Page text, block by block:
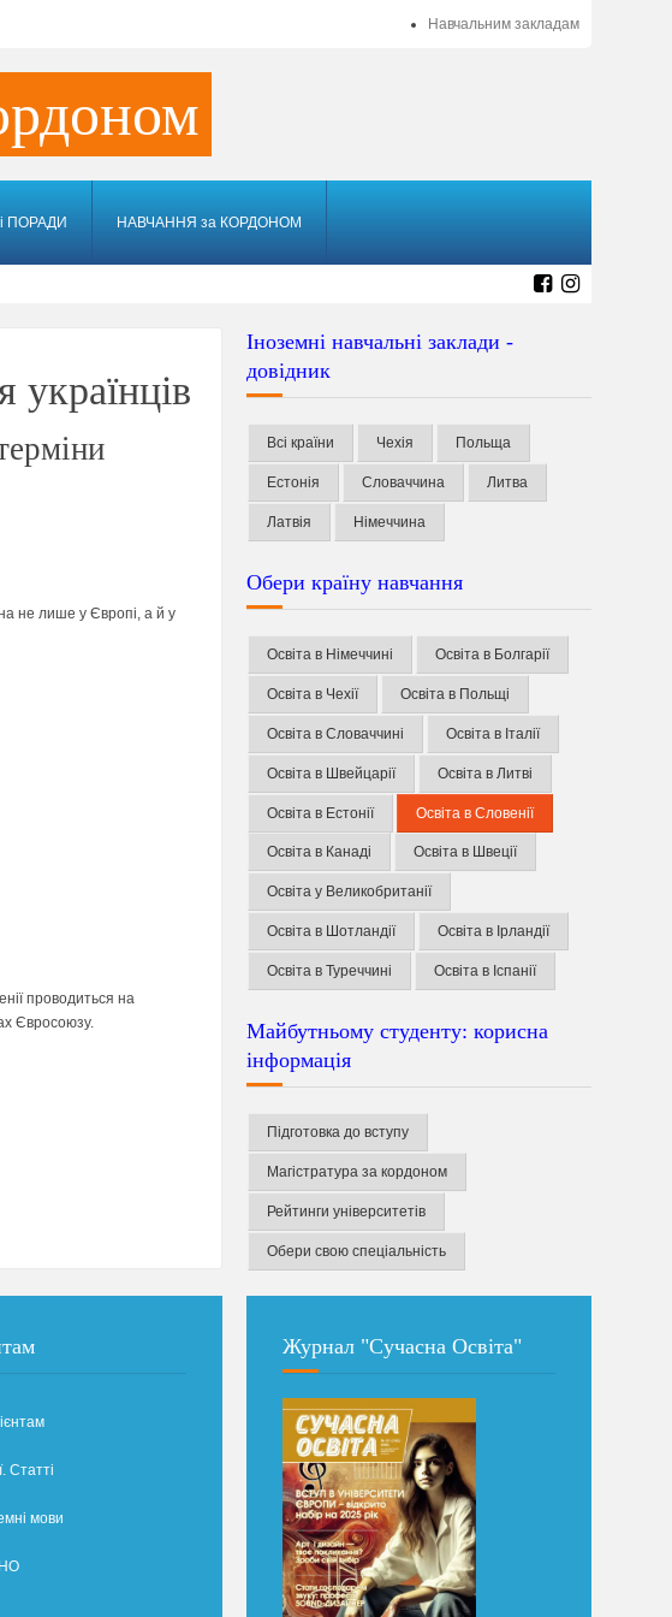
Навчальним закладам
ПОРАДИ НАВЧАННЯ за КОРДОНОМ
українців
не лише у Європі, а й у
проводиться на
Євросоюзу.
Іноземні навчальні заклади -
довідник
Всі країни Чехія Польща
Естонія Словаччина Литва
Латвія Німеччина
Обери країну навчання
Освіта в Німеччині Освіта в Болгарії
Освіта в Чехії Освіта в Польщі
Освіта в Словаччині Освіта в Італії
Освіта в Швейцарії Освіта в Литві
Освіта в Естонії Освіта в Словенії
Освіта в Канаді Освіта в Швеції
Освіта у Великобританії
Освіта в Шотландії Освіта в Ірландії
Освіта в Туреччині Освіта в Іспанії
Майбутньому студенту: корисна
інформація
Підготовка до вступу
Магістратура за кордоном
Рейтинги університетів
Обери свою спеціальність
Статті
мови
Журнал "Сучасна Освіта"